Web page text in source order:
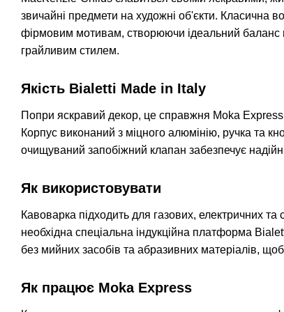
звичайні предмети на художні об'єкти. Класична
фірмовим мотивам, створюючи ідеальний баланс
грайливим стилем.
Якість Bialetti Made in Italy
Попри яскравий декор, це справжня Moka Express,
Корпус виконаний з міцного алюмінію, ручка та
очищуваний запобіжний клапан забезпечує
Як використовувати
Кавоварка підходить для газових, електричних
необхідна спеціальна індукційна платформа
без мийних засобів та абразивних матеріалів,
Як працює Moka Express